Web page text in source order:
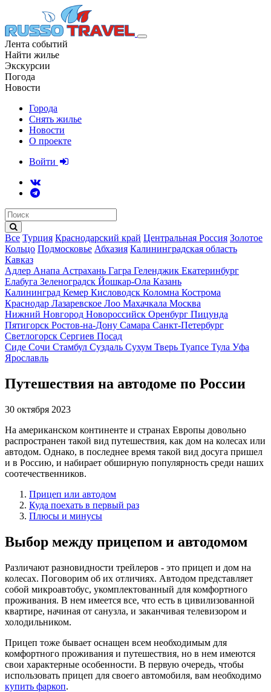
Лента событий
Найти жилье
Экскурсии
Погода
Новости
Города
Снять жилье
Новости
О проекте
Войти
Все Турция Краснодарский край Центральная Россия Золотое
Кольцо Подмосковье Абхазия Калининградская область
Кавказ
Адлер Анапа Астрахань Гагра Геленджик Екатеринбург
Елабуга Зеленоградск Йошкар-Ола Казань
Калининград Кемер Кисловодск Коломна Кострома
Краснодар Лазаревское Лоо Махачкала Москва
Нижний Новгород Новороссийск Оренбург Пицунда
Пятигорск Ростов-на-Дону Самара Санкт-Петербург
Светлогорск Сергиев Посад
Сиде Сочи Стамбул Суздаль Сухум Тверь Туапсе Тула Уфа
Ярославль
Путешествия на автодоме по России
30 октября 2023
На американском континенте и странах Европы довольно
распространен такой вид путешествия, как дом на колесах или
автодом. Однако, в последнее время такой вид досуга пришел
и в Россию, и набирает обширную популярность среди наших
соотечественников.
Прицеп или автодом
Куда поехать в первый раз
Плюсы и минусы
Выбор между прицепом и автодомом
Различают разновидности трейлеров - это прицеп и дом на
колесах. Поговорим об их отличиях. Автодом представляет
собой микроавтобус, укомплектованный для комфортного
проживания. В нем имеется все, что есть в цивилизованной
квартире, начиная от санузла, и заканчивая телевизором и
холодильником.
Прицеп тоже бывает оснащен всем необходимым для
комфортного проживания и путешествия, но в нем имеются
свои характерные особенности. В первую очередь, чтобы
использовать прицеп для своего автомобиля, вам необходимо
купить фаркоп.